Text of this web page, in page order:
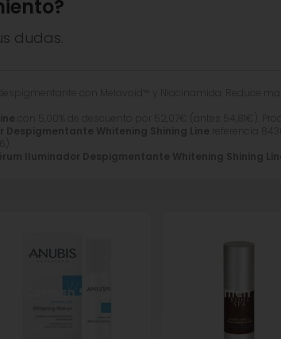
La lista de ingredientes real y actualizada
dudas.